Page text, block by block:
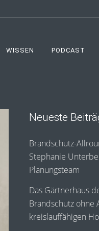
WISSEN PODCAST
Neueste
Brandschutz-
Stephanie
Planungsteam
Das Gärtnerhaus
Brandschutz ohne
kreislauffähigen